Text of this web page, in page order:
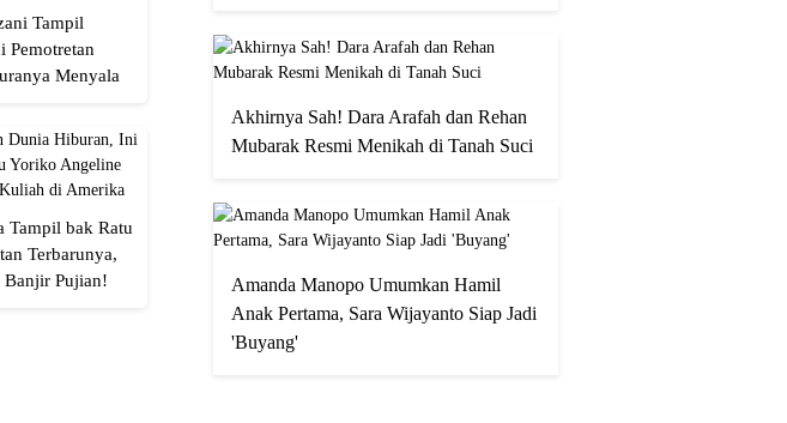
Tampil
Pemotretan
Menyala
Tampil bak Ratu
Terbarunya,
Banjir Pujian!
Akhirnya Sah! Dara Arafah dan Rehan
Mubarak Resmi Menikah di Tanah Suci
Amanda Manopo Umumkan Hamil
Anak Pertama, Sara Wijayanto Siap Jadi
'Buyang'